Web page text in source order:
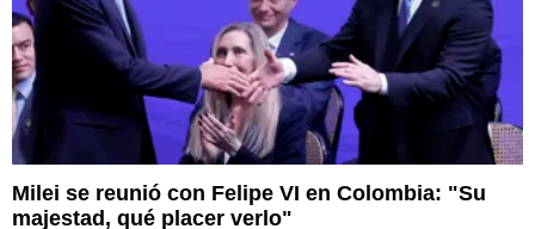
Milei se reunió con Felipe VI en Colombia: "Su
majestad, qué placer verlo"